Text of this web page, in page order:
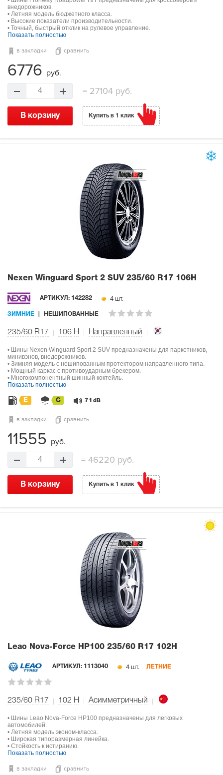
внедорожников.
• Летняя модель бюджетного класса.
• Высокие показатели производительности.
• Точный, быстрый отклик на рулевое управление.
Показать полностью
в закладки сравнить
6776 руб.
4 = 27104 руб.
В корзину Купить в 1 клик
Nexen Winguard Sport 2 SUV 235/60 R17 106H
АРТИКУЛ: 142282 4 шт.
ЗИМНИЕ НЕШИПОВАННЫЕ
235/60 R17 106 H Направленный
• Шины Nexen Winguard Sport 2 SUV предназначены для паркетников,
минивэнов, внедорожников.
• Зимняя модель с нешипованным протектором направленного типа.
• Мощный каркас с противоударным брекером.
• Многокомпонентный шинный коктейль.
Показать полностью
E C 71 dB
в закладки сравнить
11555 руб.
4 =46220 руб.
В корзину Купить в 1 клик
Leao Nova-Force HP100 235/60 R17 102H
АРТИКУЛ: 1113040 4 шт. ЛЕТНИЕ
235/60 R17 102 H Асимметричный
• Шины Leao Nova-Force HP100 предназначены для легковых
автомобилей.
• Летняя модель эконом-класса.
• Широкая типоразмерная линейка.
• Стойкость к истиранию.
Показать полностью
в закладки сравнить